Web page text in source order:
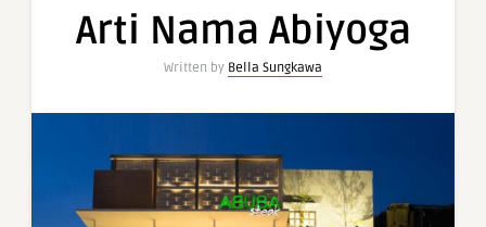
Arti Nama Abiyoga
Written by Bella Sungkawa